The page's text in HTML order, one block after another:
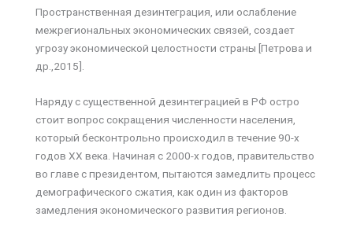
Пространственная дезинтеграция, или ослабление
межрегиональных экономических связей, создает
угрозу экономической целостности страны [Петрова и
др.,2015].
Наряду с существенной дезинтеграцией в РФ остро
стоит вопрос сокращения численности населения,
который бесконтрольно происходил в течение 90-х
годов XX века. Начиная с 2000-х годов, правительство
во главе с президентом, пытаются замедлить процесс
демографического сжатия, как один из факторов
замедления экономического развития регионов.